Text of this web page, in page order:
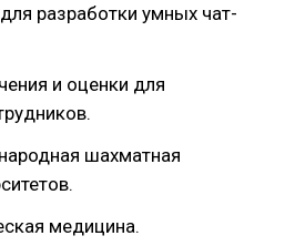
разработки умных чат-
и оценки для
шахматная
медицина.